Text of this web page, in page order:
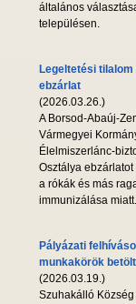
általános
településen.
Legeltetési tilalom
ebzárlat
(2026.03.26.)
A Borsod-Abaúj-
Vármegyei
Élelmiszerlánc-
Osztálya
a rókák és más
immunizálása miatt.
Pályázati
munkakörök
(2026.03.19.)
Szuhakálló Község